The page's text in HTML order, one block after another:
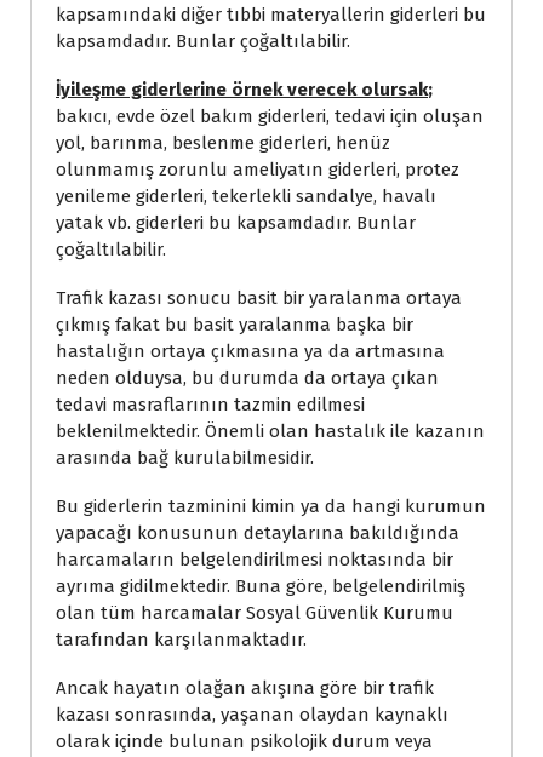
kapsamındaki diğer tıbbi materyallerin giderleri bu
kapsamdadır. Bunlar çoğaltılabilir.
İyileşme giderlerine örnek verecek olursak;
bakıcı, evde özel bakım giderleri, tedavi için oluşan
yol, barınma, beslenme giderleri, henüz
olunmamış zorunlu ameliyatın giderleri, protez
yenileme giderleri, tekerlekli sandalye, havalı
yatak vb. giderleri bu kapsamdadır. Bunlar
çoğaltılabilir.
Trafik kazası sonucu basit bir yaralanma ortaya
çıkmış fakat bu basit yaralanma başka bir
hastalığın ortaya çıkmasına ya da artmasına
neden olduysa, bu durumda da ortaya çıkan
tedavi masraflarının tazmin edilmesi
beklenilmektedir. Önemli olan hastalık ile kazanın
arasında bağ kurulabilmesidir.
Bu giderlerin tazminini kimin ya da hangi kurumun
yapacağı konusunun detaylarına bakıldığında
harcamaların belgelendirilmesi noktasında bir
ayrıma gidilmektedir. Buna göre, belgelendirilmiş
olan tüm harcamalar Sosyal Güvenlik Kurumu
tarafından karşılanmaktadır.
Ancak hayatın olağan akışına göre bir trafik
kazası sonrasında, yaşanan olaydan kaynaklı
olarak içinde bulunan psikolojik durum veya